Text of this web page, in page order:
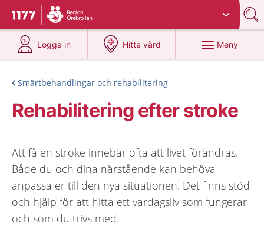
Till startsidan för 1177
Du har valt region
Logga in
på 1177.se
Hitta vård
på 1177.se
Meny
Smärtbehandlingar och rehabilitering
Rehabilitering efter stroke
Att få en stroke innebär ofta att livet förändras.
Både du och dina närstående kan behöva
anpassa er till den nya situationen. Det finns stöd
och hjälp för att hitta ett vardagsliv som fungerar
och som du trivs med.